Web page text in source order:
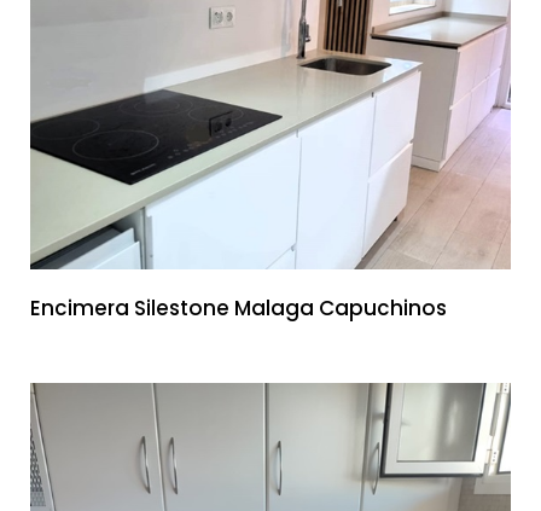
Encimera Silestone Malaga Capuchinos